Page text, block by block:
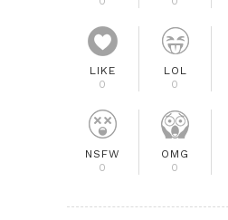
LIKE
0
LOL
0
NSFW
0
OMG
0